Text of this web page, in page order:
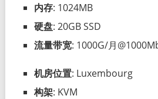
内存: 1024MB
硬盘: 20GB SSD
流量带宽: 1000G/月
机房位置: Luxembourg
构架: KVM